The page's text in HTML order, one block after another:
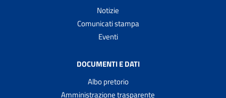
Notizie
Comunicati stampa
Eventi
DOCUMENTI E DATI
Albo pretorio
Amministrazione trasparente